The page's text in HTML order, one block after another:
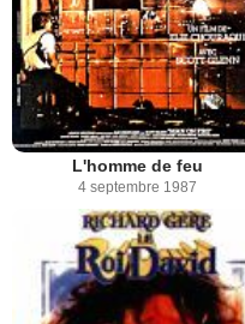
L'homme de feu
4 septembre 1987